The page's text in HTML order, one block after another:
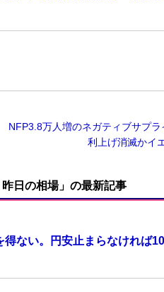
NFP3.8万人増のネガティブサプラ
利上げ消滅かイ
日の相場」の最新記事
ない。円安止まらなければ